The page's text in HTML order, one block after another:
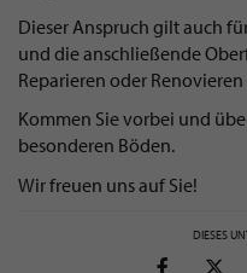
Dieser Anspruch gilt auch
und die anschließende
Reparieren oder
Kommen Sie vorbei und
besonderen Böden.
Wir freuen uns auf Sie!
DIESES